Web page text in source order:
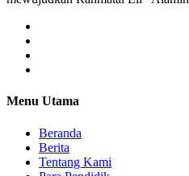
Menu Utama
Beranda
Berita
Tentang Kami